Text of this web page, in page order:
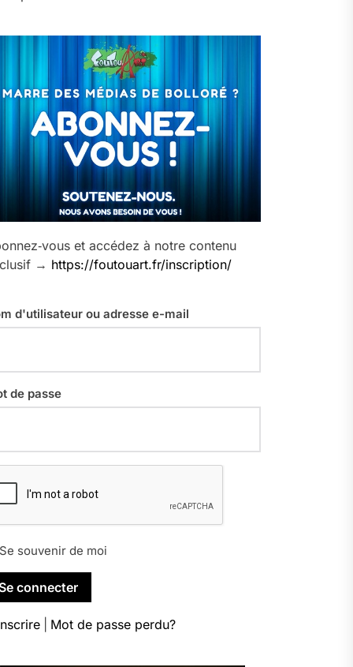
et accédez à notre contenu
→ https://foutouart.fr/inscription/
d'utilisateur ou adresse e-mail
de passe
Se souvenir de moi
Mot de passe perdu?